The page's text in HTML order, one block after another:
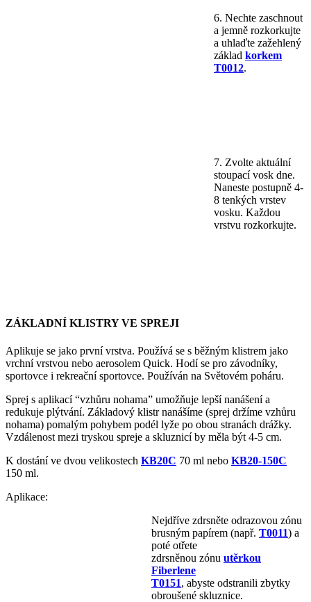
6. Nechte zaschnout
a jemně rozkorkujte
a uhlaďte zažehlený
základ korkem
T0012.
7. Zvolte aktuální
stoupací vosk dne.
Naneste postupně 4-
8 tenkých vrstev
vosku. Každou
vrstvu rozkorkujte.
ZÁKLADNÍ KLISTRY VE SPREJI
Aplikuje se jako první vrstva. Používá se s běžným klistrem jako
vrchní vrstvou nebo aerosolem Quick. Hodí se pro závodníky,
sportovce i rekreační sportovce. Používán na Světovém poháru.
Sprej s aplikací “vzhůru nohama” umožňuje lepší nanášení a
redukuje plýtvání. Základový klistr nanášíme (sprej držíme vzhůru
nohama) pomalým pohybem podél lyže po obou stranách drážky.
Vzdálenost mezi tryskou spreje a skluznicí by měla být 4-5 cm.
K dostání ve dvou velikostech KB20C 70 ml nebo KB20-150C
150 ml.
Aplikace:
Nejdříve zdrsněte odrazovou zónu
brusným papírem (např. T0011) a
poté otřete
zdrsněnou zónu utěrkou
Fiberlene
T0151, abyste odstranili zbytky
obroušené skluznice.